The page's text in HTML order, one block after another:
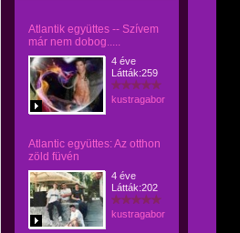
Atlantik együttes -- Szívem
már nem dobog.....
4 éve
Látták:259
kustragabor
Atlantic együttes: Az otthon
zöld füvén
4 éve
Látták:202
kustragabor